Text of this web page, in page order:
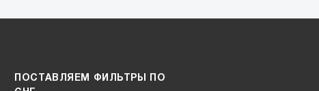
ПОСТАВЛЯЕМ ФИЛЬТРЫ ПО